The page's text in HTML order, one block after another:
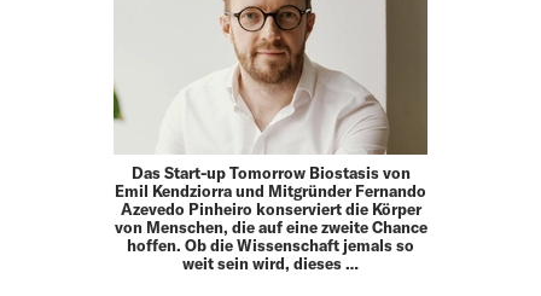
Das Start-up Tomorrow Biostasis von
Emil Kendziorra und Mitgründer Fernando
Azevedo Pinheiro konserviert die Körper
von Menschen, die auf eine zweite Chance
hoffen. Ob die Wissenschaft jemals so
weit sein wird, dieses …